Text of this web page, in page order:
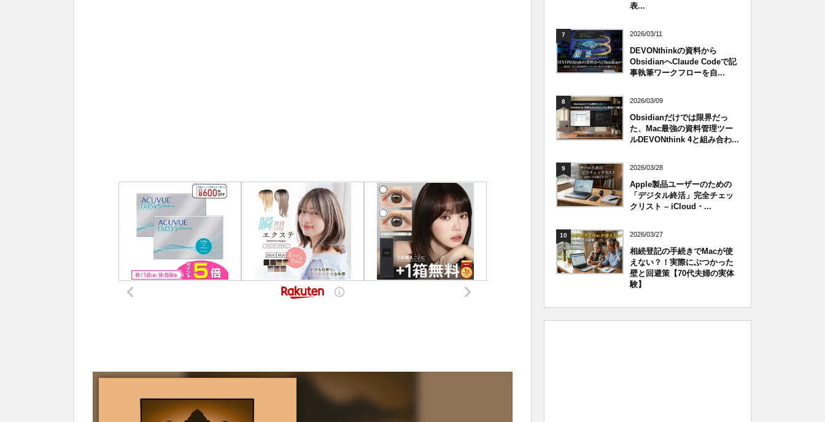
表...
7 2026/03/11
DEVONthinkの資料から
ObsidianへClaude Codeで記
事執筆ワークフローを自...
8 2026/03/09
Obsidianだけでは限界だっ
た、Mac最強の資料管理ツー
ルDEVONthink 4と組み合わ...
9 2026/03/28
Apple製品ユーザーのための
「デジタル終活」完全チェッ
クリスト – iCloud・...
10 2026/03/27
相続登記の手続きでMacが使
えない？！実際にぶつかった
壁と回避策【70代夫婦の実体
験】